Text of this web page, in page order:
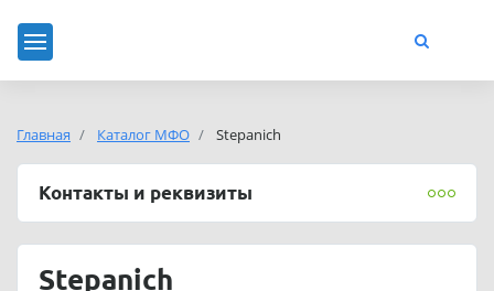
Главная Каталог МФО Stepanich
Контакты и реквизиты
Stepanich